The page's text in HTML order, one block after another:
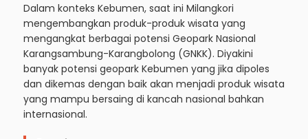
Dalam konteks Kebumen, saat ini Milangkori
mengembangkan produk-produk wisata yang
mengangkat berbagai potensi Geopark Nasional
Karangsambung-Karangbolong (GNKK). Diyakini
banyak potensi geopark Kebumen yang jika dipoles
dan dikemas dengan baik akan menjadi produk wisata
yang mampu bersaing di kancah nasional bahkan
internasional.